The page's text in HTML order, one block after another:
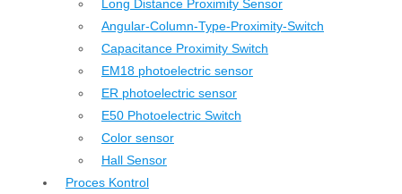
Long Distance Proximity Sensor
Angular-Column-Type-Proximity-Switch
Capacitance Proximity Switch
EM18 photoelectric sensor
ER photoelectric sensor
E50 Photoelectric Switch
Color sensor
Hall Sensor
Proces Kontrol